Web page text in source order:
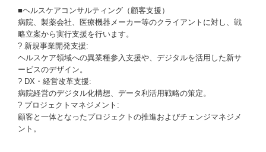
■ヘルスケアコンサルティング（顧客支援）
病院、製薬会社、医療機器メーカー等のクライアントに対し、戦
略立案から実行支援を行います。
? 新規事業開発支援:
ヘルスケア領域への異業種参入支援や、デジタルを活用した新サ
ービスのデザイン。
? DX・経営改革支援:
病院経営のデジタル化構想、データ利活用戦略の策定。
? プロジェクトマネジメント:
顧客と一体となったプロジェクトの推進およびチェンジマネジメ
ント。